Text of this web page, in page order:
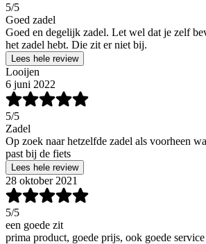
5/5
Goed zadel
Goed en degelijk zadel. Let wel dat je zelf
het zadel hebt. Die zit er niet bij.
Lees hele review
Looijen
6 juni 2022
5/5
Zadel
Op zoek naar hetzelfde zadel als voorheen
past bij de fiets
Lees hele review
28 oktober 2021
5/5
een goede zit
prima product, goede prijs, ook goede